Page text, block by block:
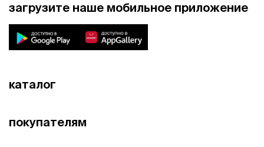
загрузите наше мобильное приложение
каталог
покупателям